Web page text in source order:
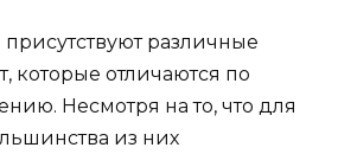
различные
которые отличаются по
Несмотря на то, что для
из них